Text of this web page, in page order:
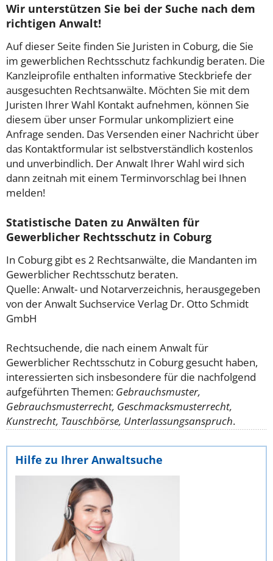
Wir unterstützen Sie bei der Suche nach dem
richtigen Anwalt!
Auf dieser Seite finden Sie Juristen in Coburg, die Sie
im gewerblichen Rechtsschutz fachkundig beraten. Die
Kanzleiprofile enthalten informative Steckbriefe der
ausgesuchten Rechtsanwälte. Möchten Sie mit dem
Juristen Ihrer Wahl Kontakt aufnehmen, können Sie
diesem über unser Formular unkompliziert eine
Anfrage senden. Das Versenden einer Nachricht über
das Kontaktformular ist selbstverständlich kostenlos
und unverbindlich. Der Anwalt Ihrer Wahl wird sich
dann zeitnah mit einem Terminvorschlag bei Ihnen
melden!
Statistische Daten zu Anwälten für
Gewerblicher Rechtsschutz in Coburg
In Coburg gibt es 2 Rechtsanwälte, die Mandanten im
Gewerblicher Rechtsschutz beraten.
Quelle: Anwalt- und Notarverzeichnis, herausgegeben
von der Anwalt Suchservice Verlag Dr. Otto Schmidt
GmbH
Rechtsuchende, die nach einem Anwalt für
Gewerblicher Rechtsschutz in Coburg gesucht haben,
interessierten sich insbesondere für die nachfolgend
aufgeführten Themen: Gebrauchsmuster,
Gebrauchsmusterrecht, Geschmacksmusterrecht,
Kunstrecht, Tauschbörse, Unterlassungsanspruch.
Hilfe zu Ihrer Anwaltsuche